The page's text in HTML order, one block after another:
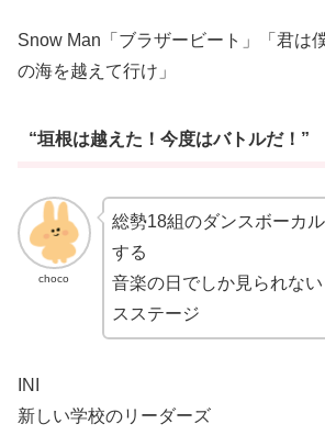
Snow Man「ブラザービート」「君は
の海を越えて行け」
“垣根は越えた！今度はバトルだ！”
choco
総勢18組のダンスボーカ
する
音楽の日でしか見られな
スステージ
INI
新しい学校のリーダーズ